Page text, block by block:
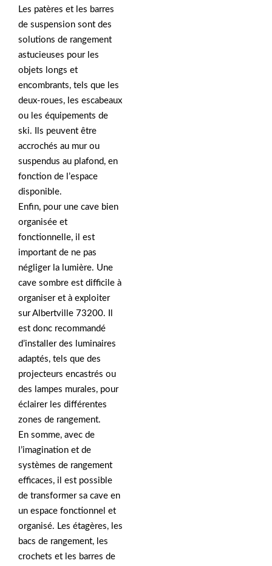
Les patères et les barres
de suspension sont des
solutions de rangement
astucieuses pour les
objets longs et
encombrants, tels que les
deux-roues, les escabeaux
ou les équipements de
ski. Ils peuvent être
accrochés au mur ou
suspendus au plafond, en
fonction de l’espace
disponible.
Enfin, pour une cave bien
organisée et
fonctionnelle, il est
important de ne pas
négliger la lumière. Une
cave sombre est difficile à
organiser et à exploiter
sur Albertville 73200. Il
est donc recommandé
d’installer des luminaires
adaptés, tels que des
projecteurs encastrés ou
des lampes murales, pour
éclairer les différentes
zones de rangement.
En somme, avec de
l’imagination et de
systèmes de rangement
efficaces, il est possible
de transformer sa cave en
un espace fonctionnel et
organisé. Les étagères, les
bacs de rangement, les
crochets et les barres de